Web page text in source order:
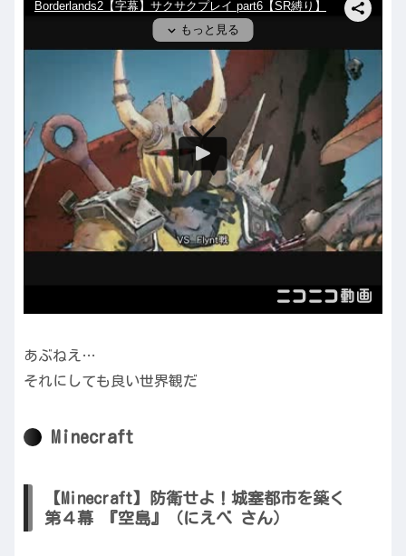
あぶねえ…
それにしても良い世界観だ
Minecraft
【Minecraft】防衛せよ！城塞都市を築く
第４幕 『空島』（にえべ さん）